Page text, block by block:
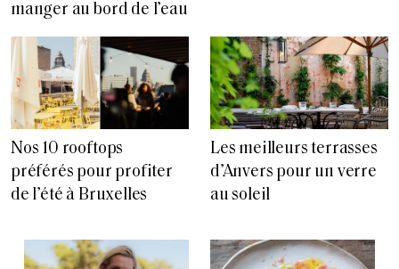
manger au bord de l’eau
Nos 10 rooftops
préférés pour profiter
de l’été à Bruxelles
Les meilleurs terrasses
d’Anvers pour un verre
au soleil